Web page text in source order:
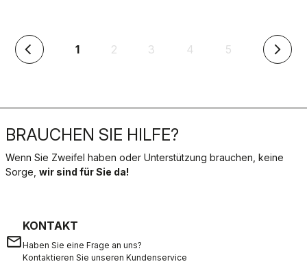
arrow_back_ios 1(aktuell)
2 3 4 5 arrow_forward_ios
BRAUCHEN SIE HILFE?
Wenn Sie Zweifel haben oder Unterstützung brauchen, keine
Sorge, wir sind für Sie da!
email
KONTAKT
Haben Sie eine Frage an uns?
Kontaktieren Sie unseren Kundenservice